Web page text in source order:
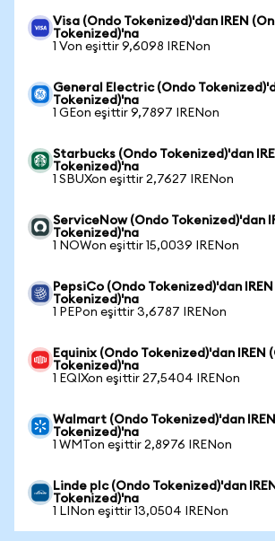
Visa (Ondo Tokenized)'dan IREN
Tokenized)'na
1 Von eşittir 9,6098 IRENon
General Electric (Ondo
Tokenized)'na
1 GEon eşittir 9,7897 IRENon
Starbucks (Ondo Tokenized)'dan
Tokenized)'na
1 SBUXon eşittir 2,7627 IRENon
ServiceNow (Ondo Tokenized)'dan
Tokenized)'na
1 NOWon eşittir 15,0039 IRENon
PepsiCo (Ondo Tokenized)'dan
Tokenized)'na
1 PEPon eşittir 3,6787 IRENon
Equinix (Ondo Tokenized)'dan IREN
Tokenized)'na
1 EQIXon eşittir 27,5404 IRENon
Walmart (Ondo Tokenized)'dan
Tokenized)'na
1 WMTon eşittir 2,8976 IRENon
Linde plc (Ondo Tokenized)'dan
Tokenized)'na
1 LINon eşittir 13,0504 IRENon